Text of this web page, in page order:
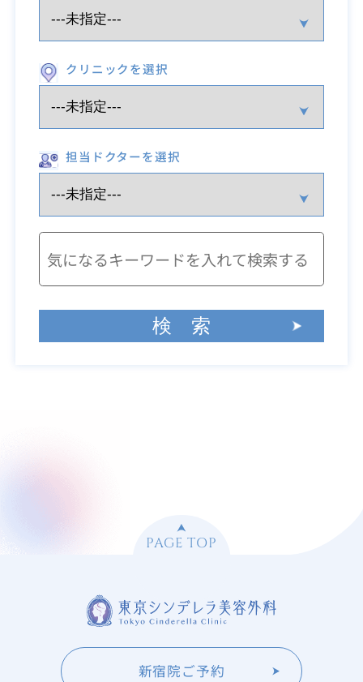
クリニックを選択
担当ドクターを選択
PAGE TOP
新宿院ご予約